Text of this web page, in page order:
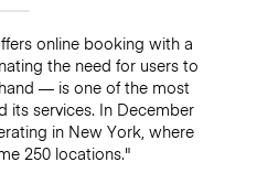
online booking with a
the need for users to
— is one of the most
its services. In December
in New York, where
250 locations."